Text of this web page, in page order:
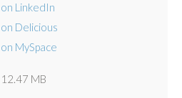
12.47 MB